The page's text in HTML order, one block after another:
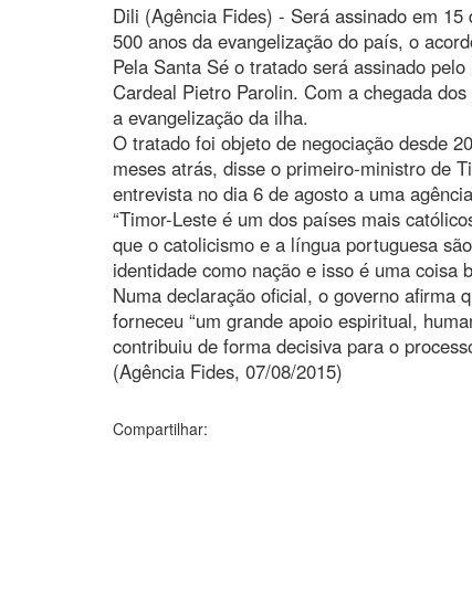
Dili (Agência Fides) - Será assinado em
500 anos da evangelização do país, o
Pela Santa Sé o tratado será assinado
Cardeal Pietro Parolin. Com a chegada
a evangelização da ilha.
O tratado foi objeto de negociação desde
meses atrás, disse o primeiro-ministro de
entrevista no dia 6 de agosto a uma
“Timor-Leste é um dos países mais
que o catolicismo e a língua portuguesa
identidade como nação e isso é uma coisa
Numa declaração oficial, o governo afirma
forneceu “um grande apoio espiritual,
contribuiu de forma decisiva para o
(Agência Fides, 07/08/2015)
Compartilhar: